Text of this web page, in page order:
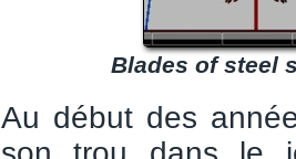
Blades of steel
Au début des